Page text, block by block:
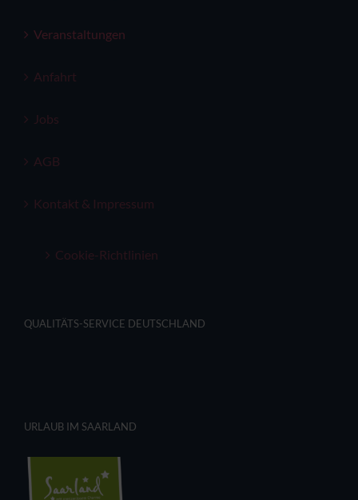
Veranstaltungen
Anfahrt
Jobs
AGB
Kontakt & Impressum
Cookie-Richtlinien
QUALITÄTS-SERVICE DEUTSCHLAND
URLAUB IM SAARLAND